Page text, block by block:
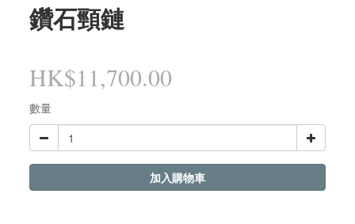
鑽石頸鏈
HK$11,700.00
數量
加入購物車